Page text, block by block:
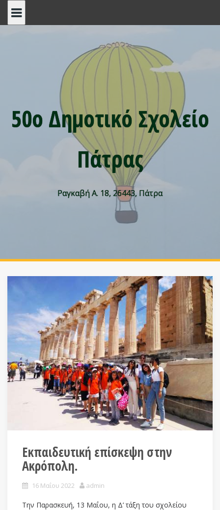
50ο Δημοτικό Σχολείο
Πάτρας
Ραγκαβή Α. 18, 26443, Πάτρα
Εκπαιδευτική επίσκεψη στην
Ακρόπολη.
16 Μαΐου 2022 admin
Την Παρασκευή, 13 Μαΐου, η Δ’ τάξη του σχολείου